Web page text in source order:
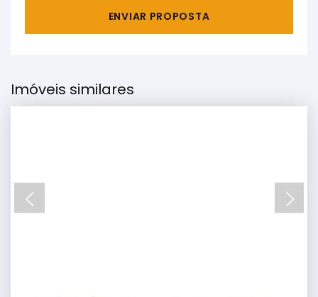
ENVIAR PROPOSTA
Imóveis similares